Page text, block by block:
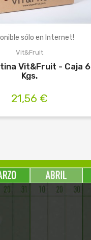
sólo en Internet!
Vit&Fruit
Vit&Fruit - Caja 6
Kgs.
21,56 €